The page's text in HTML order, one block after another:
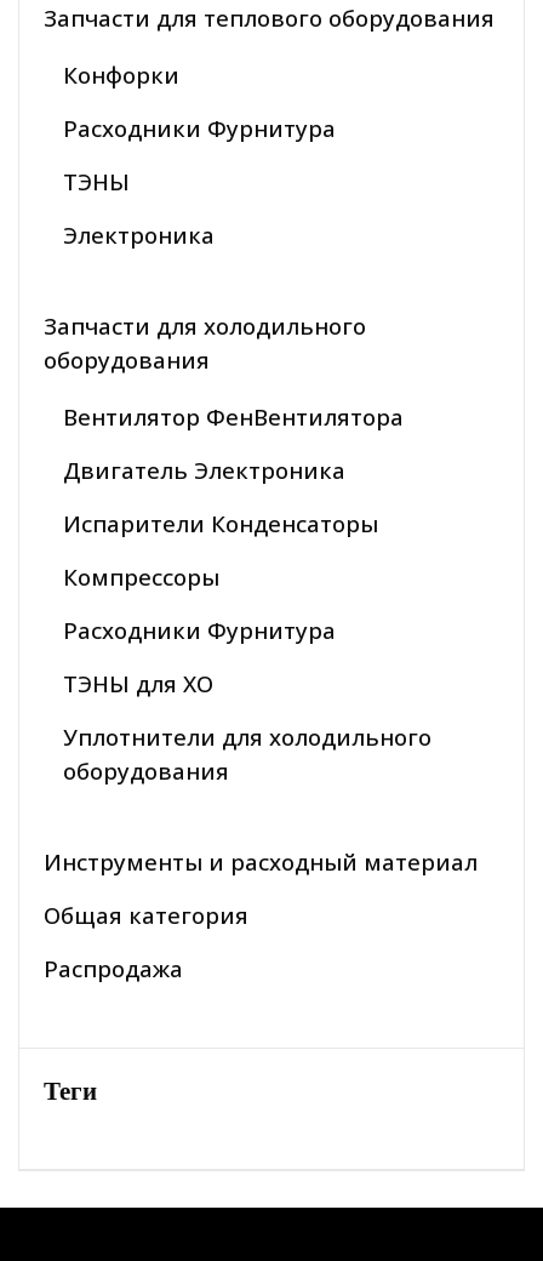
Запчасти для теплового оборудования
Конфорки
Расходники Фурнитура
ТЭНЫ
Электроника
Запчасти для холодильного
оборудования
Вентилятор ФенВентилятора
Двигатель Электроника
Испарители Конденсаторы
Компрессоры
Расходники Фурнитура
ТЭНЫ для ХО
Уплотнители для холодильного
оборудования
Инструменты и расходный материал
Общая категория
Распродажа
Теги